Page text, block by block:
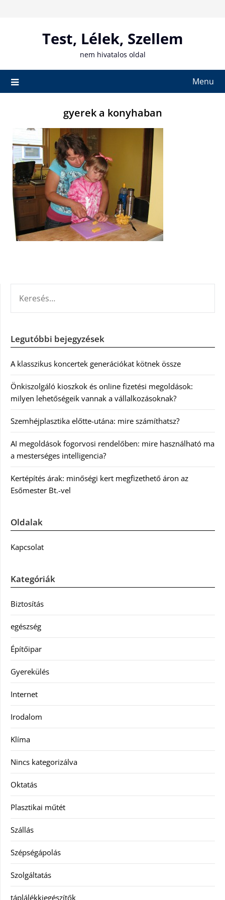
Test, Lélek, Szellem
nem hivatalos oldal
Menu
gyerek a konyhaban
Legutóbbi bejegyzések
A klasszikus koncertek generációkat kötnek össze
Önkiszolgáló kioszkok és online fizetési megoldások:
milyen lehetőségeik vannak a vállalkozásoknak?
Szemhéjplasztika előtte-utána: mire számíthatsz?
AI megoldások fogorvosi rendelőben: mire használható ma
a mesterséges intelligencia?
Kertépítés árak: minőségi kert megfizethető áron az
Esőmester Bt.-vel
Oldalak
Kapcsolat
Kategóriák
Biztosítás
egészség
Építőipar
Gyerekülés
Internet
Irodalom
Klíma
Nincs kategorizálva
Oktatás
Plasztikai műtét
Szállás
Szépségápolás
Szolgáltatás
táplálékkiegészítők